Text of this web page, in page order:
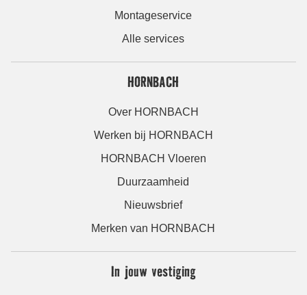
Montageservice
Alle services
HORNBACH
Over HORNBACH
Werken bij HORNBACH
HORNBACH Vloeren
Duurzaamheid
Nieuwsbrief
Merken van HORNBACH
In jouw vestiging